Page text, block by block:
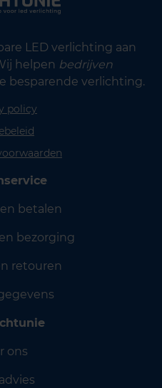
LED verlichting aan
helpen bedrijven
besparende verlichting.
policy
betalen
bezorging
retouren
ons